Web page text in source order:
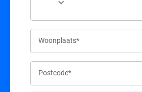
Woonplaats*
Postcode*